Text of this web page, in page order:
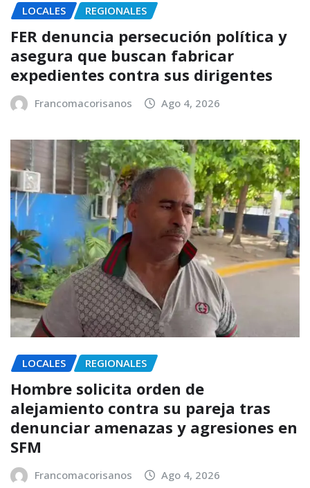
LOCALES REGIONALES
FER denuncia persecución política y
asegura que buscan fabricar
expedientes contra sus dirigentes
Francomacorisanos Ago 4, 2026
LOCALES REGIONALES
Hombre solicita orden de
alejamiento contra su pareja tras
denunciar amenazas y agresiones en
SFM
Francomacorisanos Ago 4, 2026